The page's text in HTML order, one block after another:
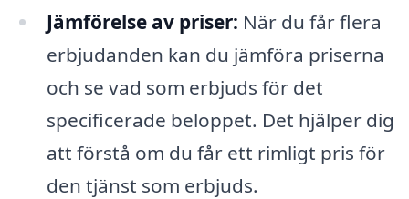
Jämförelse av priser: När du får flera
erbjudanden kan du jämföra priserna
och se vad som erbjuds för det
specificerade beloppet. Det hjälper dig
att förstå om du får ett rimligt pris för
den tjänst som erbjuds.